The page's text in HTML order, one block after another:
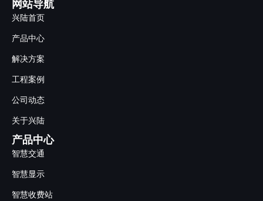
网站导航
兴陆首页
产品中心
解决方案
工程案例
公司动态
关于兴陆
产品中心
智慧交通
智慧显示
智慧收费站